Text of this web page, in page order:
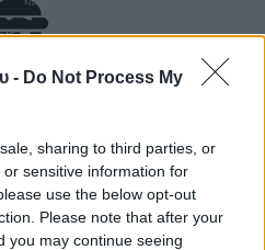
- Do Not Process My
sharing to third parties, or
sensitive information for
use the below opt-out
Please note that after your
you may continue seeing